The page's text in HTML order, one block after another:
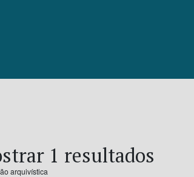
1 resultados
arquivística